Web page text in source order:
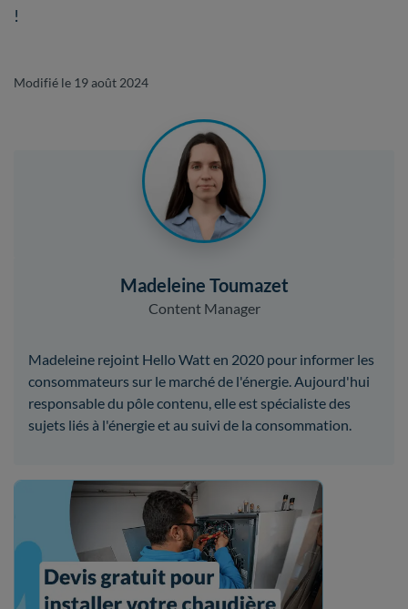
!
Modifié le 19 août 2024
Madeleine Toumazet
Content Manager
Madeleine rejoint Hello Watt en 2020 pour informer les
consommateurs sur le marché de l'énergie. Aujourd'hui
responsable du pôle contenu, elle est spécialiste des
sujets liés à l'énergie et au suivi de la consommation.